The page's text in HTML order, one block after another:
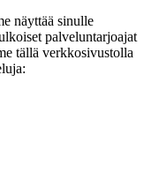
näyttää sinulle
palveluntarjoajat
tällä verkkosivustolla